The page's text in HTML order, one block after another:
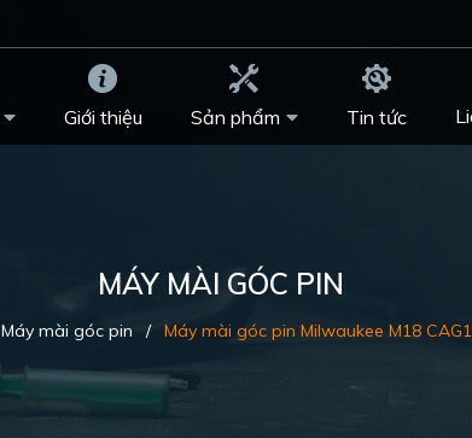
Giới thiệu Sản phẩm Tin tức
MÁY MÀI GÓC PIN
Máy mài góc pin / Máy mài góc pin Milwaukee M18